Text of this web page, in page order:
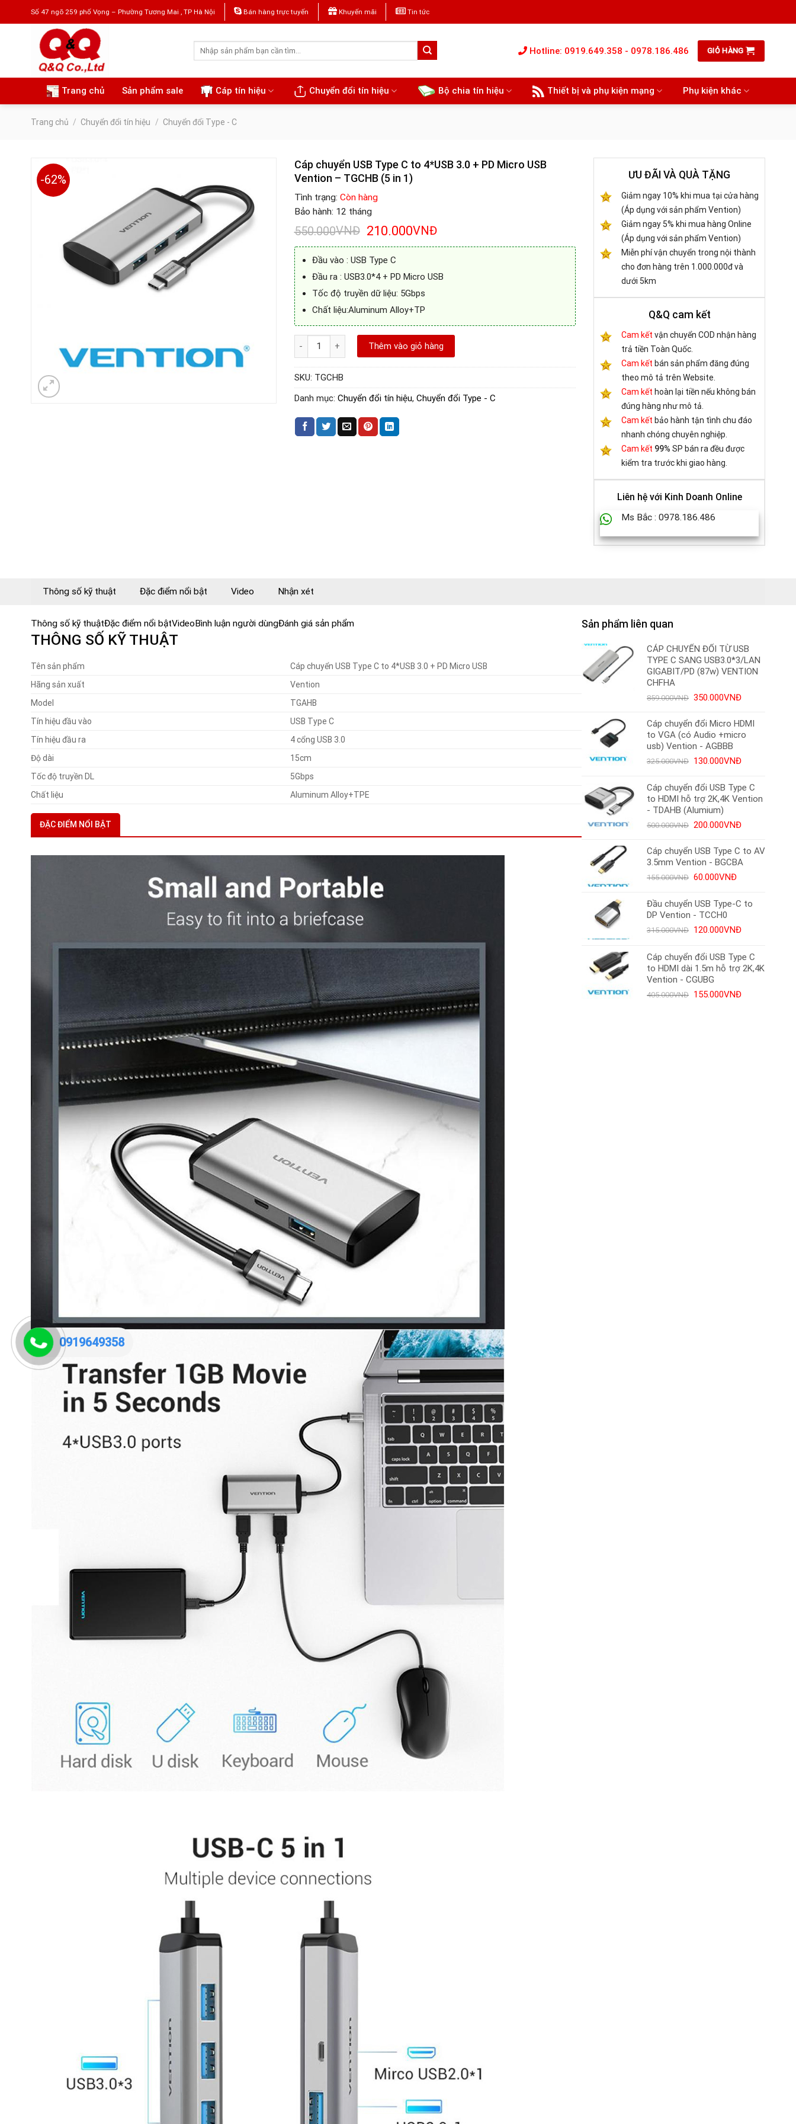
Số 47 ngõ 259 phố Vọng – Phường Tương Mai , TP Hà Nội Bán hàng trực tuyến Khuyến mãi Tin tức
Tìm
Hotline: 0919.649.358 - 0978.186.486 GIỎ HÀNG
Trang chủ Sản phẩm sale Cáp tín hiệu Chuyển đổi tín hiệu Bộ chia tín hiệu Thiết bị và phụ kiện mạng Phụ kiện khác
Trang chủ / Chuyển đổi tín hiệu / Chuyển đổi Type - C
-62%
Cáp chuyển USB Type C to 4*USB 3.0 + PD Micro USB
Vention – TGCHB (5 in 1)
Tình trạng: Còn hàng
Bảo hành: 12 tháng
550.000VNĐ Giá
là:
550.000VNĐ.
210.000VNĐGiá
210.000VNĐ.
Đầu vào : USB Type C
Đầu ra : USB3.0*4 + PD Micro USB
Tốc độ truyền dữ liệu: 5Gbps
Chất liệu:Aluminum Alloy+TP
Cáp chuyển USB Type C to 4*USB 3.0 + PD Micro USB Vention - TGCHB (5 in 1) số lượng
Thêm vào giỏ hàng
SKU: TGCHB
Danh mục: Chuyển đổi tín hiệu, Chuyển đổi Type - C
ƯU ĐÃI VÀ QUÀ TẶNG
Giảm ngay 10% khi mua tại cửa hàng
(Áp dụng với sản phẩm Vention)
Giảm ngay 5% khi mua hàng Online
(Áp dụng với sản phẩm Vention)
Miễn phí vận chuyển trong nội thành
cho đơn hàng trên 1.000.000đ và
dưới 5km
Q&Q cam kết
Cam kết vận chuyển COD nhận hàng
trả tiền Toàn Quốc.
Cam kết bán sản phẩm đăng đúng
theo mô tả trên Website.
Cam kết hoàn lại tiền nếu không bán
đúng hàng như mô tả.
Cam kết bảo hành tận tình chu đáo
nhanh chóng chuyên nghiệp.
Cam kết 99% SP bán ra đều được
kiểm tra trước khi giao hàng.
Liên hệ với Kinh Doanh Online
Ms Bắc : 0978.186.486
Thông số kỹ thuật Đặc điểm nổi bật Video Nhận xét
Thông số kỹ thuậtĐặc điểm nổi bậtVideo Bình luận người dùngĐánh giá sản phẩm
THÔNG SỐ KỸ THUẬT
Tên sản phẩm
Cáp chuyển USB Type C to 4*USB 3.0 + PD Micro USB
Hãng sản xuất
Vention
Model
TGAHB
Tín hiệu đầu vào
USB Type C
Tín hiệu đầu ra
4 cổng USB 3.0
Độ dài
15cm
Tốc độ truyền DL
5Gbps
Chất liệu
Aluminum Alloy+TPE
ĐẶC ĐIỂM NỔI BẬT
Sản phẩm liên quan
CÁP CHUYỂN ĐỔI TỪ USB
TYPE C SANG USB3.0*3/LAN
GIGABIT/PD (87w) VENTION
CHFHA
859.000VNĐ Giá
là:
859.000VNĐ.
350.000VNĐGiá
tại
là:
Cáp chuyển đổi Micro HDMI
to VGA (có Audio +micro
usb) Vention - AGBBB
325.000VNĐ Giá
là:
325.000VNĐ.
130.000VNĐGiá
tại
là:
Cáp chuyển đổi USB Type C
to HDMI hỗ trợ 2K,4K Vention
- TDAHB (Alumium)
500.000VNĐ Giá
là:
500.000VNĐ.
200.000VNĐGiá
tại
là:
Cáp chuyển USB Type C to AV
3.5mm Vention - BGCBA
155.000VNĐ Giá
là:
155.000VNĐ.
60.000VNĐGiá
tại
60.000VNĐ.
Đầu chuyển USB Type-C to
DP Vention - TCCH0
315.000VNĐ Giá
là:
315.000VNĐ.
120.000VNĐGiá
tại
là:
Cáp chuyển đổi USB Type C
to HDMI dài 1.5m hỗ trợ 2K,4K
Vention - CGUBG
405.000VNĐ Giá
155.000VNĐGiá
0919649358